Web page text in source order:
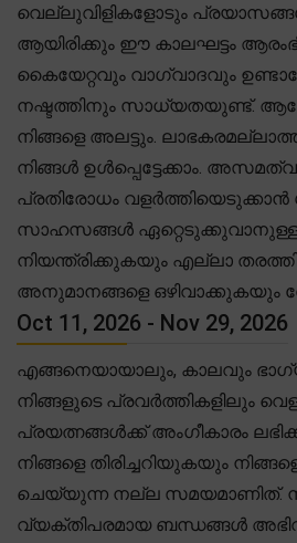
വെല്ലുവിളികളോടും
ആയിരിക്കും ഈ കാലഘട്ടം
കൈയേറ്റവും വാഗ്വാദവും
നഷ്ടത്തിനും സാധ്യതയുണ്ട്.
നിങ്ങളെ അലട്ടും.
നിങ്ങൾ ഉൾപ്പെട്ടേക്കാം.
പ്രതിരോധം വളർത്തിയെടുക്കാൻ
സാഹസങ്ങൾ
നിയന്ത്രിക്കുകയും എല്ലാ
അനുമാനങ്ങളെ ഒഴിവാക്കുകയും
Oct 11, 2026 - Nov 29, 2026
എങ്ങനെയായാലും, കാലവും
നിങ്ങളുടെ പ്രവർത്തികളിലും
പ്രയത്നങ്ങൾക്ക് അംഗീകാരം
നിങ്ങളെ തിരിച്ചറിയുകയും
ചെയ്യുന്ന നല്ല സമയമാണിത്.
വ്യക്തിപരമായ ബന്ധങ്ങൾ